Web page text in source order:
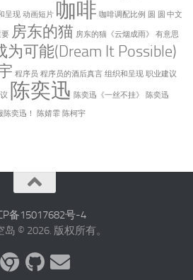
呈现 动画短片 咖啡 咖啡调配比例 圆 圆 中文
要 房东的猫 房东的猫《云烟成雨》 有意思
为可能(Dream It Possible)
程序员 程序员的酒后真言 组织和呈现 职业建议
陈奕迅 陈奕迅《一丝不挂》
陈奕迅
奕迅！
陈婧霏 陈柯宇
备15017682号-4
© 2026. 版权所有。